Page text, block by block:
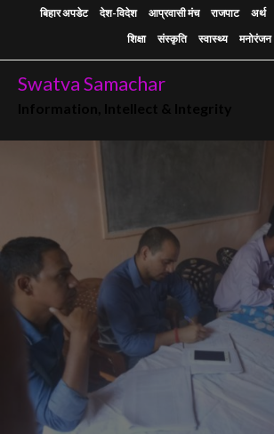
बिहार अपडेट देश-विदेश आप्रवासी मंच राजपाट अर्थ
शिक्षा
संस्कृति स्वास्थ्य मनोरंजन
Swatva Samachar